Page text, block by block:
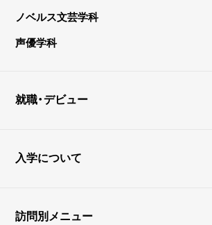
ノベルス文芸学科
声優学科
就職・デビュー
入学について
訪問別メニュー